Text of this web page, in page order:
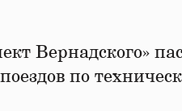
Вернадского»
по